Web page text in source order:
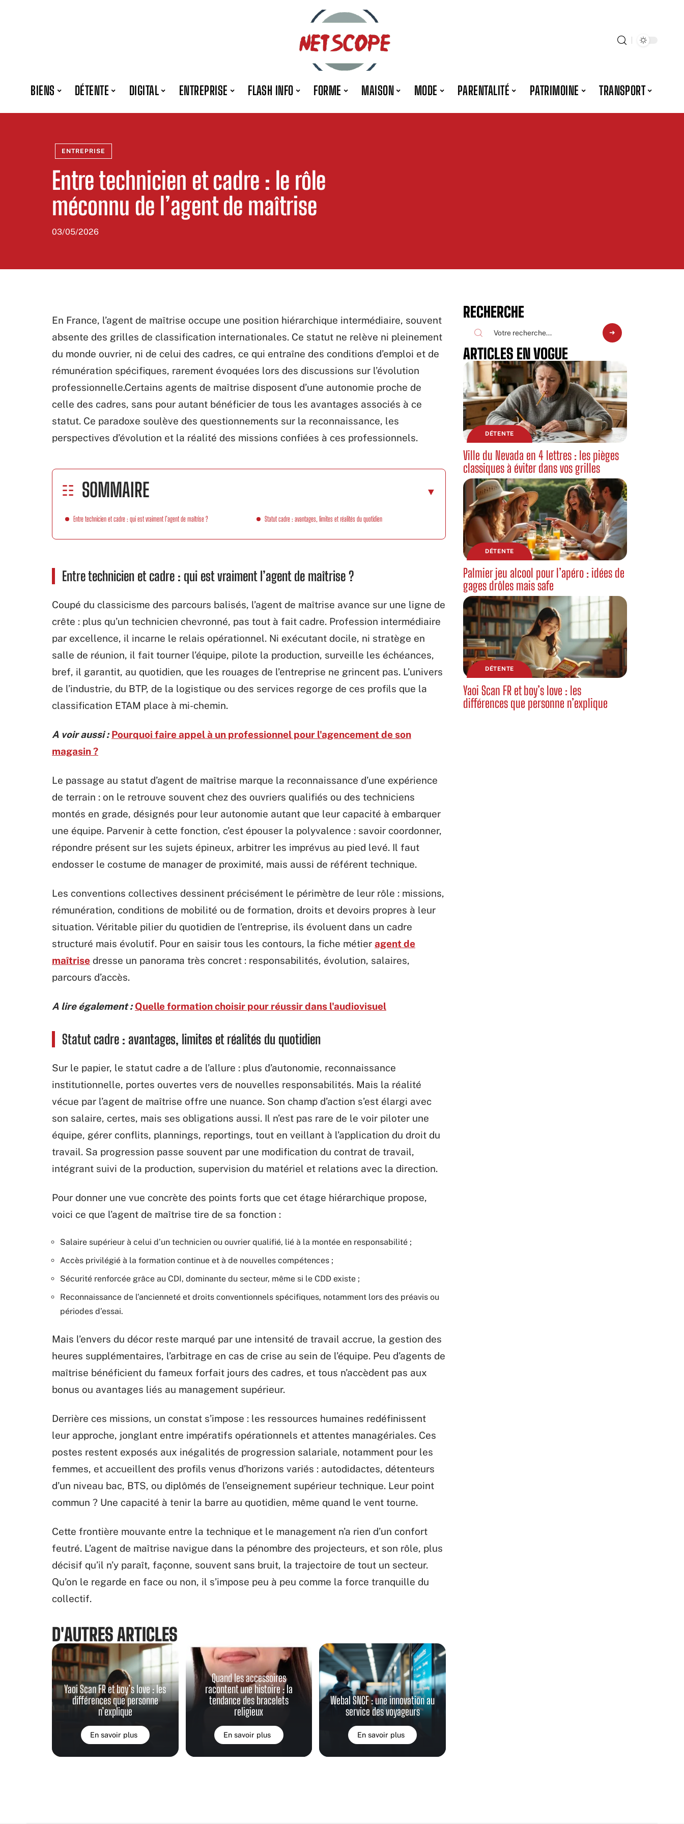
BIENS DÉTENTE DIGITAL ENTREPRISE FLASH INFO FORME MAISON MODE PARENTALITÉ PATRIMOINE TRANSPORT
ENTREPRISE
Entre technicien et cadre : le rôle
méconnu de l’agent de maîtrise
03/05/2026
En France, l’agent de maîtrise occupe une position hiérarchique intermédiaire, souvent
absente des grilles de classification internationales. Ce statut ne relève ni pleinement
du monde ouvrier, ni de celui des cadres, ce qui entraîne des conditions d’emploi et de
rémunération spécifiques, rarement évoquées lors des discussions sur l’évolution
professionnelle.Certains agents de maîtrise disposent d’une autonomie proche de
celle des cadres, sans pour autant bénéficier de tous les avantages associés à ce
statut. Ce paradoxe soulève des questionnements sur la reconnaissance, les
perspectives d’évolution et la réalité des missions confiées à ces professionnels.
SOMMAIRE
Entre technicien et cadre : qui est vraiment l’agent de maîtrise ? Statut cadre : avantages, limites et réalités du quotidien
Entre technicien et cadre : qui est vraiment l’agent de maîtrise ?
Coupé du classicisme des parcours balisés, l’agent de maîtrise avance sur une ligne de
crête : plus qu’un technicien chevronné, pas tout à fait cadre. Profession intermédiaire
par excellence, il incarne le relais opérationnel. Ni exécutant docile, ni stratège en
salle de réunion, il fait tourner l’équipe, pilote la production, surveille les échéances,
bref, il garantit, au quotidien, que les rouages de l’entreprise ne grincent pas. L’univers
de l’industrie, du BTP, de la logistique ou des services regorge de ces profils que la
classification ETAM place à mi-chemin.
A voir aussi : Pourquoi faire appel à un professionnel pour l'agencement de son
magasin ?
Le passage au statut d’agent de maîtrise marque la reconnaissance d’une expérience
de terrain : on le retrouve souvent chez des ouvriers qualifiés ou des techniciens
montés en grade, désignés pour leur autonomie autant que leur capacité à embarquer
une équipe. Parvenir à cette fonction, c’est épouser la polyvalence : savoir coordonner,
répondre présent sur les sujets épineux, arbitrer les imprévus au pied levé. Il faut
endosser le costume de manager de proximité, mais aussi de référent technique.
Les conventions collectives dessinent précisément le périmètre de leur rôle : missions,
rémunération, conditions de mobilité ou de formation, droits et devoirs propres à leur
situation. Véritable pilier du quotidien de l’entreprise, ils évoluent dans un cadre
structuré mais évolutif. Pour en saisir tous les contours, la fiche métier agent de
maîtrise dresse un panorama très concret : responsabilités, évolution, salaires,
parcours d’accès.
A lire également : Quelle formation choisir pour réussir dans l'audiovisuel
Statut cadre : avantages, limites et réalités du quotidien
Sur le papier, le statut cadre a de l’allure : plus d’autonomie, reconnaissance
institutionnelle, portes ouvertes vers de nouvelles responsabilités. Mais la réalité
vécue par l’agent de maîtrise offre une nuance. Son champ d’action s’est élargi avec
son salaire, certes, mais ses obligations aussi. Il n’est pas rare de le voir piloter une
équipe, gérer conflits, plannings, reportings, tout en veillant à l’application du droit du
travail. Sa progression passe souvent par une modification du contrat de travail,
intégrant suivi de la production, supervision du matériel et relations avec la direction.
Pour donner une vue concrète des points forts que cet étage hiérarchique propose,
voici ce que l’agent de maîtrise tire de sa fonction :
Salaire supérieur à celui d’un technicien ou ouvrier qualifié, lié à la montée en responsabilité ;
Accès privilégié à la formation continue et à de nouvelles compétences ;
Sécurité renforcée grâce au CDI, dominante du secteur, même si le CDD existe ;
Reconnaissance de l’ancienneté et droits conventionnels spécifiques, notamment lors des préavis ou
périodes d’essai.
Mais l’envers du décor reste marqué par une intensité de travail accrue, la gestion des
heures supplémentaires, l’arbitrage en cas de crise au sein de l’équipe. Peu d’agents de
maîtrise bénéficient du fameux forfait jours des cadres, et tous n’accèdent pas aux
bonus ou avantages liés au management supérieur.
Derrière ces missions, un constat s’impose : les ressources humaines redéfinissent
leur approche, jonglant entre impératifs opérationnels et attentes managériales. Ces
postes restent exposés aux inégalités de progression salariale, notamment pour les
femmes, et accueillent des profils venus d’horizons variés : autodidactes, détenteurs
d’un niveau bac, BTS, ou diplômés de l’enseignement supérieur technique. Leur point
commun ? Une capacité à tenir la barre au quotidien, même quand le vent tourne.
Cette frontière mouvante entre la technique et le management n’a rien d’un confort
feutré. L’agent de maîtrise navigue dans la pénombre des projecteurs, et son rôle, plus
décisif qu’il n’y paraît, façonne, souvent sans bruit, la trajectoire de tout un secteur.
Qu’on le regarde en face ou non, il s’impose peu à peu comme la force tranquille du
collectif.
D'AUTRES ARTICLES
Yaoi Scan FR et boy’s love : les
différences que personne
n’explique
En savoir plus
Quand les accessoires
racontent une histoire : la
tendance des bracelets
religieux
En savoir plus
Webal SNCF : une innovation au
service des voyageurs
En savoir plus
RECHERCHE
ARTICLES EN VOGUE
DÉTENTE
Ville du Nevada en 4 lettres : les pièges
classiques à éviter dans vos grilles
DÉTENTE
Palmier jeu alcool pour l’apéro : idées de
gages drôles mais safe
DÉTENTE
Yaoi Scan FR et boy’s love : les
différences que personne n’explique